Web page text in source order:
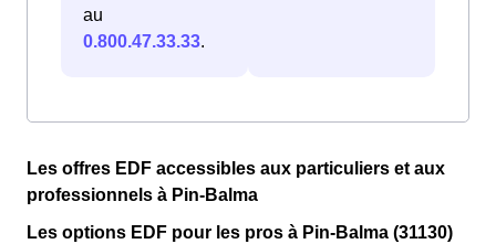
au
0.800.47.33.33.
Les offres EDF accessibles aux particuliers et aux
professionnels à Pin-Balma
Les options EDF pour les pros à Pin-Balma (31130)